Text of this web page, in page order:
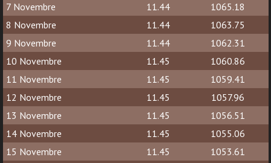
7 Novembre
11.44
1065.18
8 Novembre
11.44
1063.75
9 Novembre
11.44
1062.31
10 Novembre
11.45
1060.86
11 Novembre
11.45
1059.41
12 Novembre
11.45
1057.96
13 Novembre
11.45
1056.51
14 Novembre
11.45
1055.06
15 Novembre
11.45
1053.61